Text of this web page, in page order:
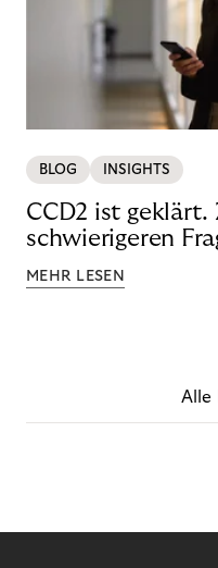
BLOG INSIGHTS
CCD2 ist geklärt.
schwierigeren
MEHR LESEN
Alle